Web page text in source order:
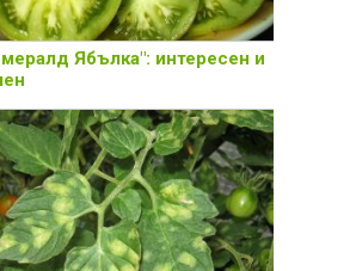
Ябълка": интересен и